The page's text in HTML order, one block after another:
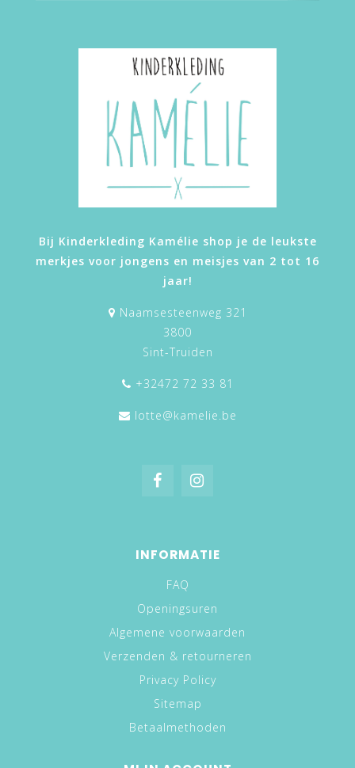
Bij Kinderkleding Kamélie shop je de leukste
merkjes voor jongens en meisjes van 2 tot 16
jaar!
Naamsesteenweg 321
3800
Sint-Truiden
+32472 72 33 81
lotte@kamelie.be
INFORMATIE
FAQ
Openingsuren
Algemene voorwaarden
Verzenden & retourneren
Privacy Policy
Sitemap
Betaalmethoden